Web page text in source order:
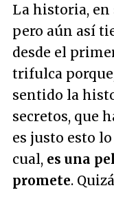
La historia, en
pero aún así
desde el
trifulca
sentido la
secretos, que
es justo esto
cual, es una
promete.